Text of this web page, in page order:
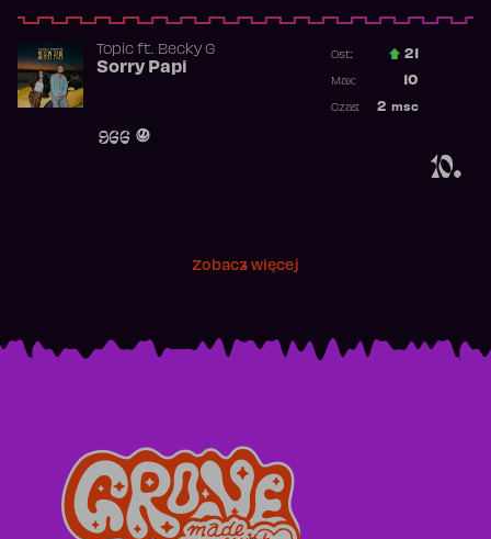
10.
Topicft. Becky G
Sorry Papi
966
Ost.: 21
10
Max:
2 msc
Czas:
Zobacz więcej